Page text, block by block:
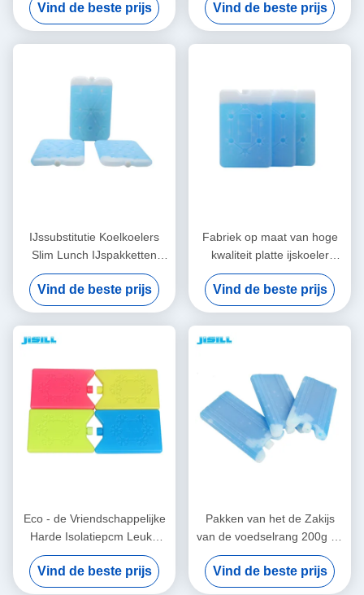
Vind de beste prijs
gebruiken Freezable Gel van
het Zakijs
Vind de beste prijs
IJssubstitutie Koelkoelers
Slim Lunch IJspakketten
Afweermiddel Set Voor
Voedselcontainer
Vind de beste prijs
Fabriek op maat van hoge
kwaliteit platte ijskoeler
baksteen lunch koeler ijspak
met sneeuwvlok
Vind de beste prijs
Eco - de Vriendschappelijke
Harde Isolatiepcm Leuke
Doos van de Ijslunch om
Voedsel te houden koel en
Vers
Vind de beste prijs
Pakken van het de Zakijs
van de voedselrang 200g de
Harde Shell Koele voor
Bevroren Voedsel, de Koude
compressen van de
Vind de beste prijs